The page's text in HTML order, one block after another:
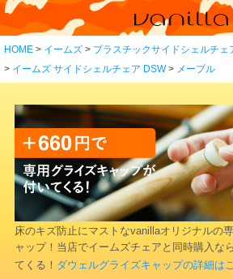
HOME イームズ
プラスチックサイドシェルチェ
イームズ サイドシェルチェア DSW
メープル
床のキズ防止にマストなvanillaオリジナルの
ャップ！当店でイームズチェアと同時購入な
てくる！ ダウェルグライズキャップの詳細は